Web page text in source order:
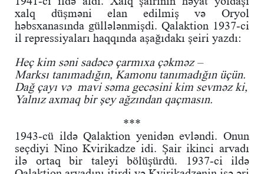
xalq düşməni elan edilmiş və Oryol
həbsxanasında güllələnmişdi. Qalaktion 1937-ci
il repressiyaları haqqında aşağıdakı şeiri yazdı:
Heç kim səni sadəcə çarmıxa çəkməz –
Marksı tanımadığın, Kamonu tanımadığın üçün.
Dağ çayı və mavi səma gecəsini kim sevməz ki,
Yalnız axmaq bir şey ağzından qaçmasın.
***
1943-cü ildə Qalaktion yenidən evləndi. Onun
seçdiyi Nino Kvirikadze idi. Şair ikinci arvadı
ilə ortaq bir taleyi bölüşürdü. 1937-ci ildə